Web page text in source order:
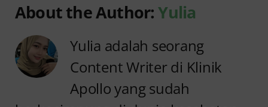
About the Author:Yulia
Yulia adalah seorang
Content Writer di Klinik
Apollo yang sudah